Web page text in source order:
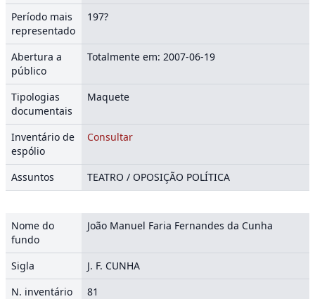
Período mais
representado
197?
Abertura a
público
Totalmente em: 2007-06-19
Tipologias
documentais
Maquete
Inventário de
espólio
Consultar
Assuntos TEATRO / OPOSIÇÃO POLÍTICA
Nome do
fundo
João Manuel Faria Fernandes da Cunha
Sigla
J. F. CUNHA
N. inventário
81